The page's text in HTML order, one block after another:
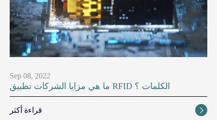
Sep 08, 2022
ما هي مزايا الشركات تطبيق RFID الكلمات ؟
قراءة أكثر 